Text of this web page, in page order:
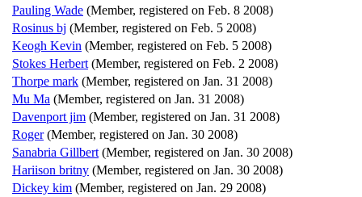
Pauling Wade (Member, registered on Feb. 8 2008)
Rosinus bj (Member, registered on Feb. 5 2008)
Keogh Kevin (Member, registered on Feb. 5 2008)
Stokes Herbert (Member, registered on Feb. 2 2008)
Thorpe mark (Member, registered on Jan. 31 2008)
Mu Ma (Member, registered on Jan. 31 2008)
Davenport jim (Member, registered on Jan. 31 2008)
Roger (Member, registered on Jan. 30 2008)
Sanabria Gillbert (Member, registered on Jan. 30 2008)
Hariison britny (Member, registered on Jan. 30 2008)
Dickey kim (Member, registered on Jan. 29 2008)